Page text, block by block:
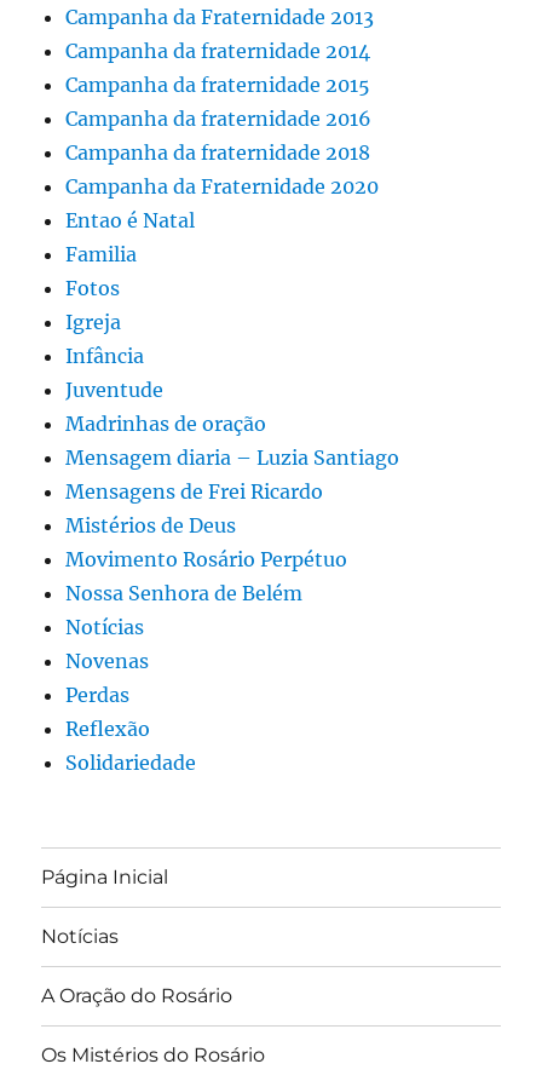
Campanha da Fraternidade 2013
Campanha da fraternidade 2014
Campanha da fraternidade 2015
Campanha da fraternidade 2016
Campanha da fraternidade 2018
Campanha da Fraternidade 2020
Entao é Natal
Familia
Fotos
Igreja
Infância
Juventude
Madrinhas de oração
Mensagem diaria – Luzia Santiago
Mensagens de Frei Ricardo
Mistérios de Deus
Movimento Rosário Perpétuo
Nossa Senhora de Belém
Notícias
Novenas
Perdas
Reflexão
Solidariedade
Página Inicial
Notícias
A Oração do Rosário
Os Mistérios do Rosário